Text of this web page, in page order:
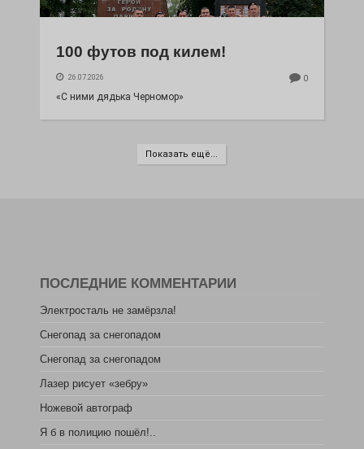
100 футов под килем!
26.07.2026 0
«С ними дядька Черномор»
Показать ещё...
ПОСЛЕДНИЕ КОММЕНТАРИИ
Электросталь не замёрзла!
Снегопад за снегопадом
Снегопад за снегопадом
Лазер рисует «зебру»
Ножевой автограф
Я б в полицию пошёл!..